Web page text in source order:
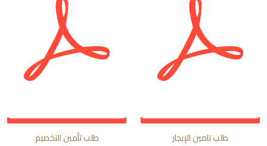
طلب تامين الإيجار طلب تأمين التخصيم